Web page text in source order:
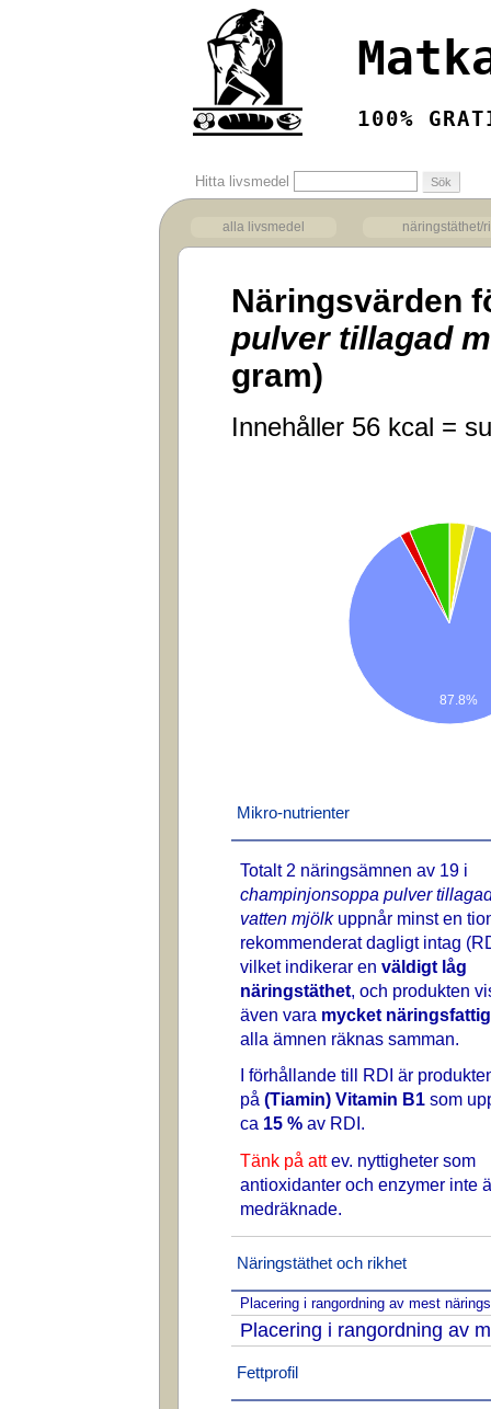
100%
Hitta livsmedel
alla livsmedel näringstäthet/
Näringsvärden
pulver tillagad
gram)
Innehåller 56 kcal =
87.8%
Mikro-nutrienter
Totalt 2 näringsämnen av 19 i
champinjonsoppa pulver
vatten mjölkuppnår minst en
rekommenderat dagligt intag
vilket indikerar en väldigt låg
näringstäthet, och produkten
även vara mycket näringsfattig
alla ämnen räknas samman.
I förhållande till RDI är
på (Tiamin) Vitamin B1 som
ca 15 % av RDI.
Tänk på attev. nyttigheter som
antioxidanter och enzymer inte
medräknade.
Näringstäthet och rikhet
Placering i rangordning av mest
Placering i rangordning av
Fettprofil